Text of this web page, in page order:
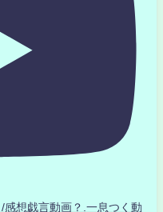
想戯言動画？.一息つく動